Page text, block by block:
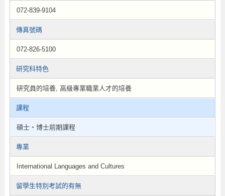
072-839-9104
傳真號碼
072-826-5100
研究科特色
研究員的培養, 高級專業職業人才的培養
課程
碩士・博士前期課程
專業
International Languages and Cultures
留學生特別考試的有無